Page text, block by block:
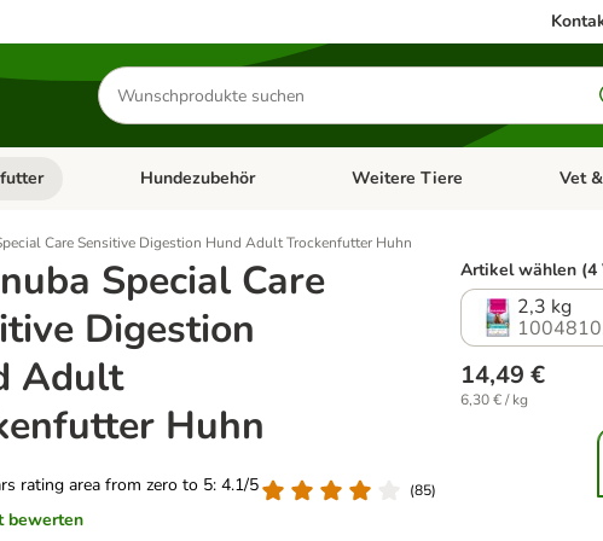
Produkte
suchen
Menü öffnen: KatzenzubehörKategorie-Menü öffnen: Hundefutter
Hundezubehör Kategorie-Menü öffnen:
Weitere Tiere Vet
Care Sensitive Digestion Hund Adult Trockenfutter Huhn
Special Care
Digestion
Adult
Huhn
rating area from zero to 5: 4.1/5
(85)
bewerten
Artikel wählen (4
2,3 kg
14,49 €
6,30 € / kg